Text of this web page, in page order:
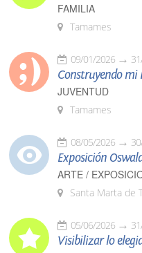
FAMILIA
Tamames
09/01/2026
Construyendo mi
JUVENTUD
Tamames
08/05/2026
Exposición
ARTE /
Santa Marta de
05/06/2026
Visibilizar lo